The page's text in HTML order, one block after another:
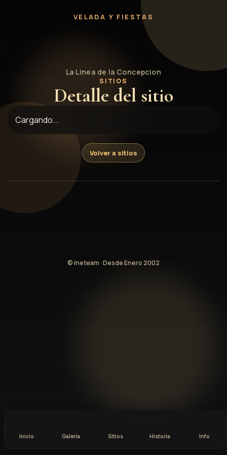
Para comerVELADA Y FIESTAS
La Linea de la Concepcion
SITIOS
Detalle del sitio
Cargando...
Volver a sitios
© ineteam · Desde Enero 2002
Inicio Galería Sitios Historia Info